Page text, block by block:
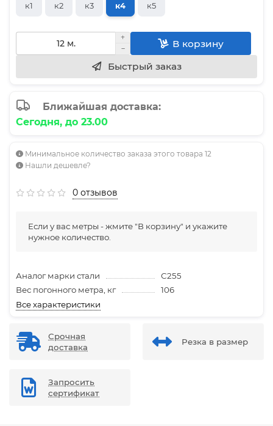
к1 к2 к3 к4 к5
В корзину
Быстрый заказ
Ближайшая доставка:
Сегодня, до 23.00
Минимальное количество заказа этого товара 12
Нашли дешевле?
0 отзывов
Если у вас метры - жмите "В корзину" и укажите
нужное количество.
Аналог марки стали
С255
Вес погонного метра, кг
106
Все характеристики
Срочная
доставка
Резка в размер
Запросить
сертификат